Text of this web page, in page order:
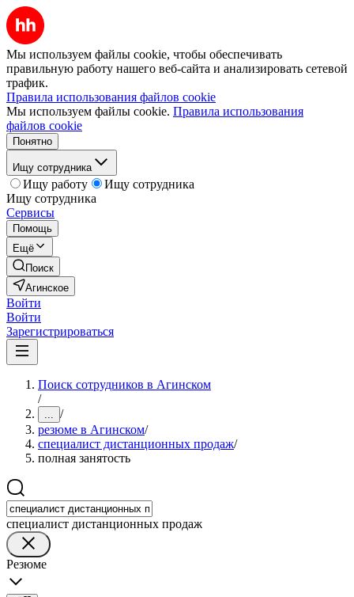
Мы используем файлы cookie, чтобы обеспечивать
правильную работу нашего веб-сайта и анализировать сетевой
трафик.
Правила использования файлов cookie
Мы используем файлы cookie. Правила использования
файлов cookie
Понятно
Ищу сотрудника
Ищу работу
Ищу сотрудника
Ищу сотрудника
Сервисы
Помощь
Ещё
Поиск
Агинское
Войти
Войти
Зарегистрироваться
Поиск сотрудников в Агинском
/
... /
резюме в Агинском/
специалист дистанционных продаж/
полная занятость
специалист дистанционных продаж
Резюме